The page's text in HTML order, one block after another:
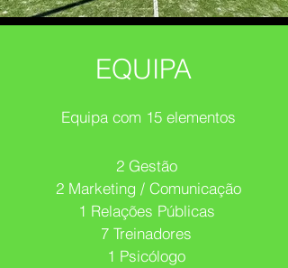
EQUIPA
Equipa com 15 elementos
2 Gestão
2 Marketing / Comunicação
1 Relações Públicas
7 Treinadores
1 Psicólogo